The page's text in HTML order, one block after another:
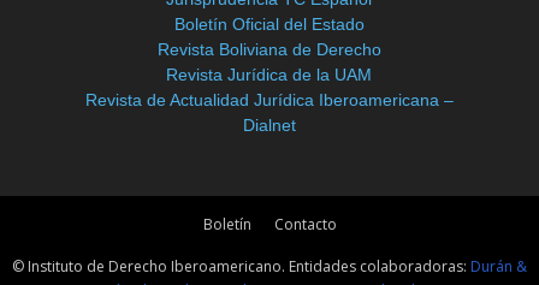
Boletín Oficial del Estado
Revista Boliviana de Derecho
Revista Jurídica de la UAM
Revista de Actualidad Jurídica Iberoamericana –
Dialnet
Boletín Contacto
© Instituto de Derecho Iberoamericano. Entidades colaboradoras: Durán &